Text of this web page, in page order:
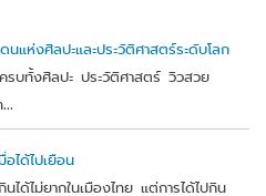
ห่งศิลปะและประวัติศาสตร์ระดับโลก
บทั้งศิลปะ ประวัติศาสตร์ วิวสวย
ได้ไปเยือน
ได้ไม่ยากในเมืองไทย แต่การได้ไปกิน